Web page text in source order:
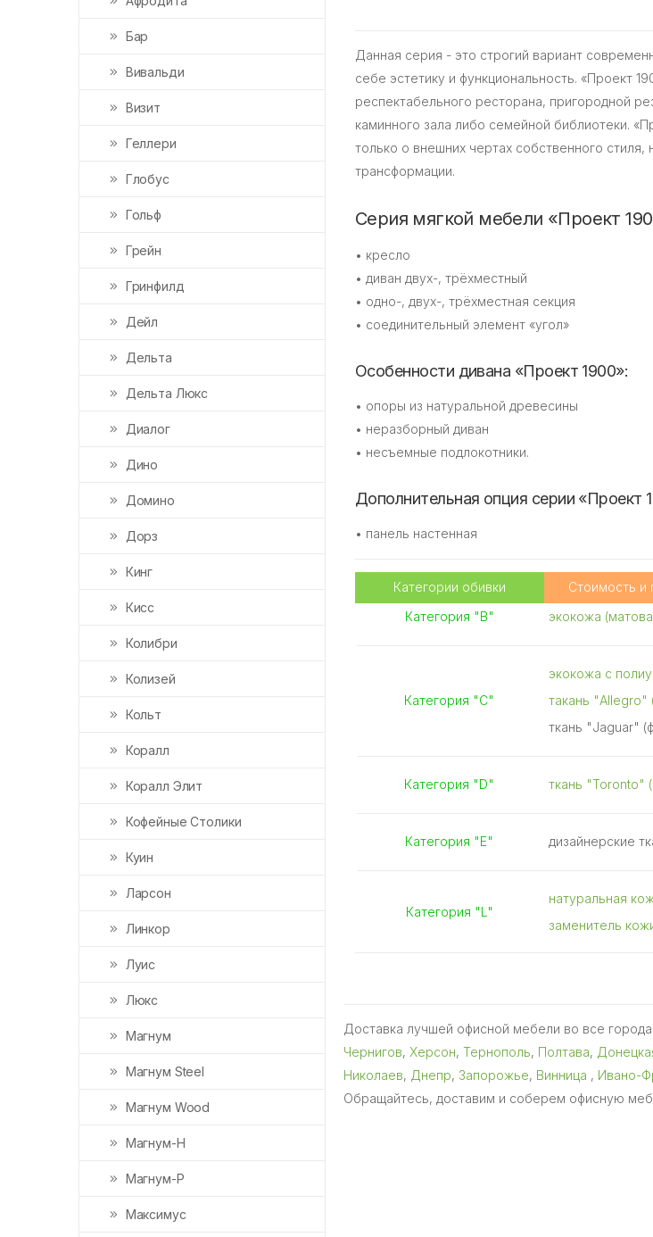
Бар
Вивальди
Визит
Геллери
Глобус
Гольф
Грейн
Гринфилд
Дейл
Дельта
Дельта Люкс
Диалог
Дино
Домино
Дорз
Кинг
Кисс
Колибри
Колизей
Кольт
Коралл
Коралл Элит
Кофейные Столики
Куин
Ларсон
Линкор
Луис
Люкс
Магнум
Магнум Steel
Магнум Wood
Магнум-Н
Магнум-Р
Максимус
Данная серия - это строгий вариант
себе эстетику и функциональность. «Проект
респектабельного ресторана, пригородной
каминного зала либо семейной библиотеки.
только о внешних чертах собственного
трансформации.
Серия мягкой мебели «Проект
• кресло
• диван двух-, трёхместный
• одно-, двух-, трёхместная секция
• соединительный элемент «угол»
Особенности дивана «Проект 1900»:
• опоры из натуральной древесины
• неразборный диван
• несъемные подлокотники.
Дополнительная опция серии «Проект
• панель настенная
Категории обивки Стоимость и
Категория "В"
экокожа
Категория "С"
экокожа с
такань "Allegro"
ткань "Jaguar"
Категория "D" ткань "Toronto"
Категория "E" дизайнерские
Категория "L"
натуральная
заменитель
Доставка лучшей офисной мебели во все
Чернигов, Херсон, Тернополь, Полтава,
Николаев, Днепр, Запорожье, Винница , Ивано-
Обращайтесь, доставим и соберем офисную